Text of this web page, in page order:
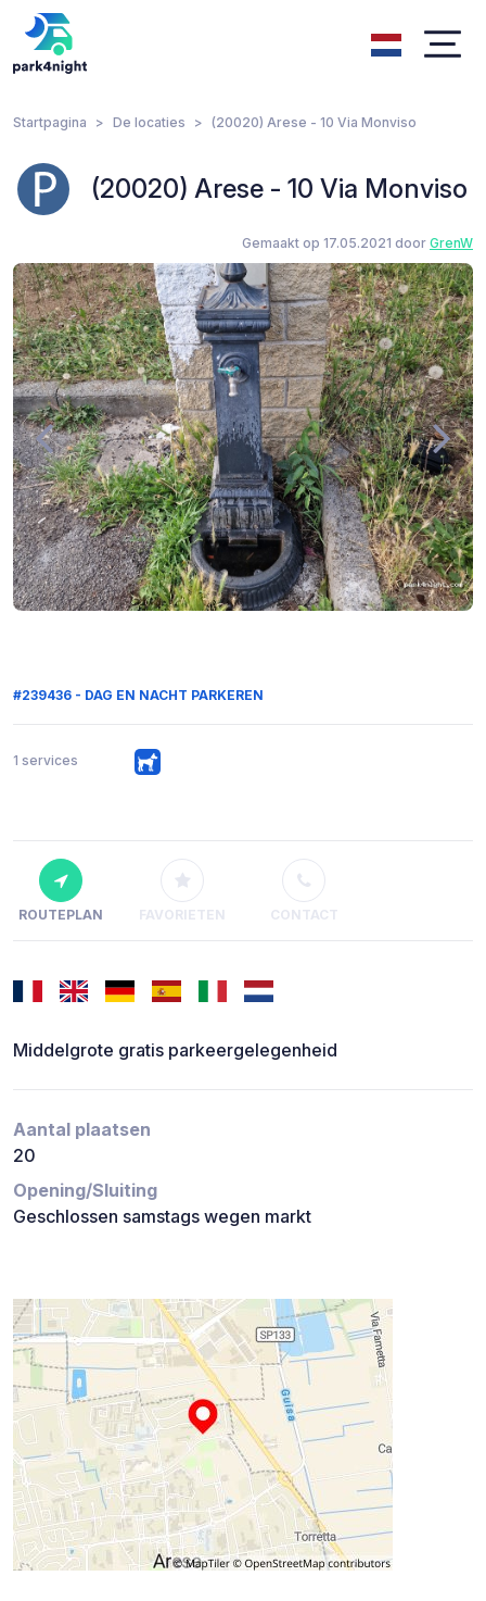
Startpagina De locaties (20020) Arese - 10 Via Monviso
(20020) Arese - 10 Via Monviso
Gemaakt op 17.05.2021 door GrenW
#239436 - DAG EN NACHT PARKEREN
1 services
ROUTEPLAN FAVORIETEN CONTACT
Middelgrote gratis parkeergelegenheid
Aantal plaatsen
20
Opening/Sluiting
Geschlossen samstags wegen markt